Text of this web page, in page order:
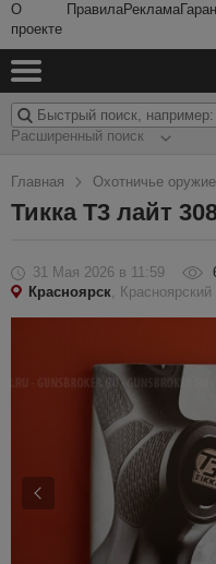
О
проекте
ПравилаРеклама
Расширенный поиск
Главная Охотничье оружие
Тикка Т3 лайт
31 Мая 2026 в 11:59
Красноярск, Красноярский